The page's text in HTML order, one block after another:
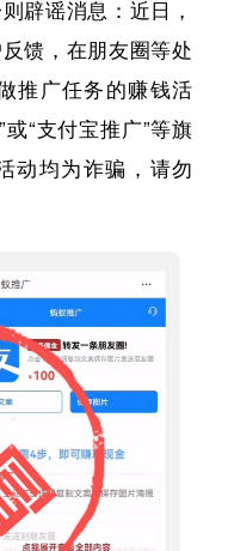
辟谣消息：近日，
馈，在朋友圈等处
推广任务的赚钱活
“支付宝推广”等旗
动均为诈骗，请勿